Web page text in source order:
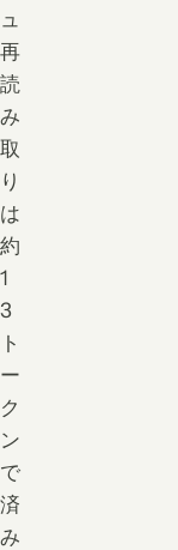
ュ
再
読
み
取
り
は
約
1
3
ト
ー
ク
ン
で
済
み